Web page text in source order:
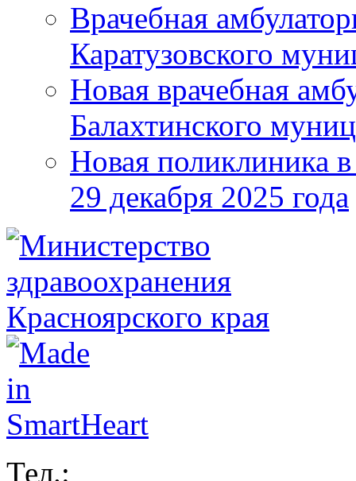
Врачебная
Каратузовского
Новая врачебная
Балахтинского
Новая поликлиника
29 декабря 2025 года
Тел.: